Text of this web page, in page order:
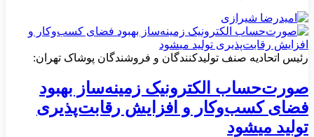
رئیس اتحادیه صنف تولیدکنندگان و فروشندگان پوشاک تهران:
صورت‌حساب الکترونیک زمینه‌ساز بهبود
فضای کسب‌وکار و افزایش رقابت‌پذیری
تولید می‎شود